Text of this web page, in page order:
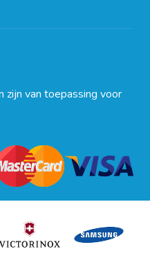
zijn van toepassing voor